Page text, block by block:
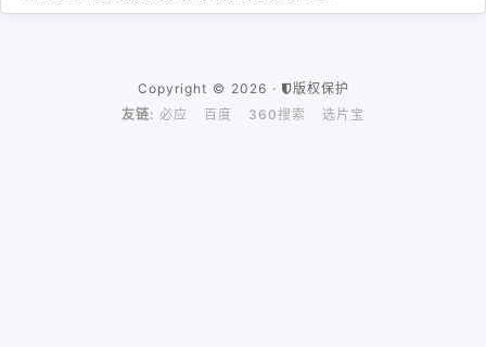
Copyright © 2026 ·
版权保护
友链: 必应 百度 360搜索 选片宝